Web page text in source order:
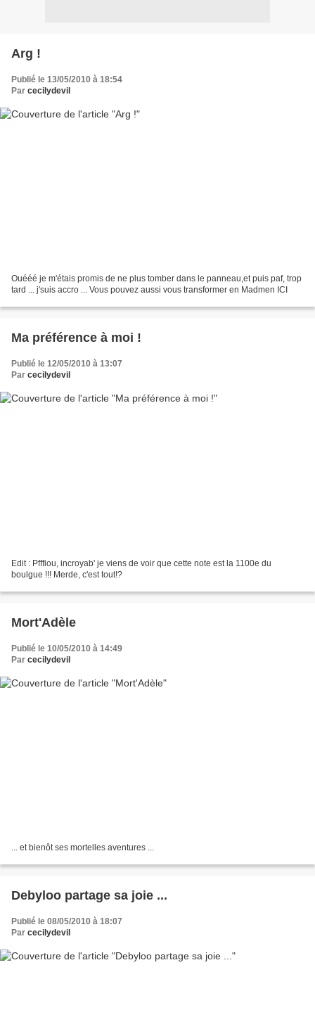
Arg !
Publié le 13/05/2010 à 18:54
Par cecilydevil
Ouééé je m'étais promis de ne plus tomber dans le panneau,et puis paf, trop
tard ... j'suis accro ... Vous pouvez aussi vous transformer en Madmen ICI
Ma préférence à moi !
Publié le 12/05/2010 à 13:07
Par cecilydevil
Edit : Pfffiou, incroyab' je viens de voir que cette note est la 1100e du
boulgue !!! Merde, c'est tout!?
Mort'Adèle
Publié le 10/05/2010 à 14:49
Par cecilydevil
... et bienôt ses mortelles aventures ...
Debyloo partage sa joie ...
Publié le 08/05/2010 à 18:07
Par cecilydevil